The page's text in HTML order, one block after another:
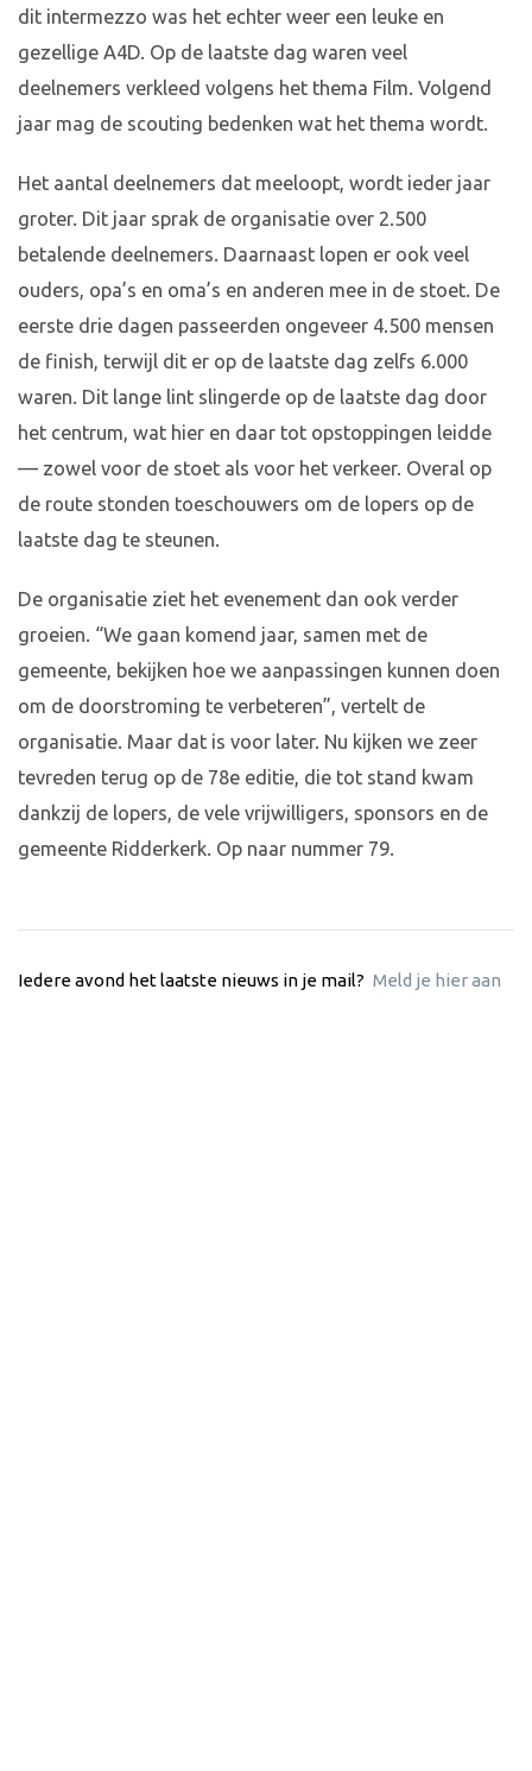
dit intermezzo was het echter weer een leuke en
gezellige A4D. Op de laatste dag waren veel
deelnemers verkleed volgens het thema Film. Volgend
jaar mag de scouting bedenken wat het thema wordt.
Het aantal deelnemers dat meeloopt, wordt ieder jaar
groter. Dit jaar sprak de organisatie over 2.500
betalende deelnemers. Daarnaast lopen er ook veel
ouders, opa’s en oma’s en anderen mee in de stoet. De
eerste drie dagen passeerden ongeveer 4.500 mensen
de finish, terwijl dit er op de laatste dag zelfs 6.000
waren. Dit lange lint slingerde op de laatste dag door
het centrum, wat hier en daar tot opstoppingen leidde
— zowel voor de stoet als voor het verkeer. Overal op
de route stonden toeschouwers om de lopers op de
laatste dag te steunen.
De organisatie ziet het evenement dan ook verder
groeien. “We gaan komend jaar, samen met de
gemeente, bekijken hoe we aanpassingen kunnen doen
om de doorstroming te verbeteren”, vertelt de
organisatie. Maar dat is voor later. Nu kijken we zeer
tevreden terug op de 78e editie, die tot stand kwam
dankzij de lopers, de vele vrijwilligers, sponsors en de
gemeente Ridderkerk. Op naar nummer 79.
Iedere avond het laatste nieuws in je mail? Meld je hier aan